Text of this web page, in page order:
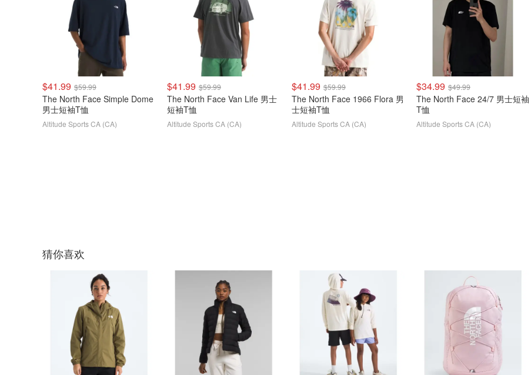
$41.99 $59.99
The North Face Simple Dome
男士短袖T恤
Altitude Sports CA (CA)
$41.99 $59.99
The North Face Van Life 男士
短袖T恤
Altitude Sports CA (CA)
$41.99 $59.99
The North Face 1966 Flora 男
士短袖T恤
Altitude Sports CA (CA)
$34.99 $49.99
The North Face 24/7 男士短袖
T恤
Altitude Sports CA (CA)
猜你喜欢